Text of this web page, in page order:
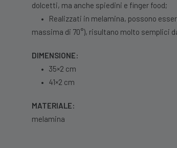
dolcetti, ma anche spiedini e finger food;
•
Realizzati in melamina, possono
massima di 70°), risultano molto semplici
DIMENSIONE:
• 35×2 cm
• 41×2 cm
MATERIALE:
melamina